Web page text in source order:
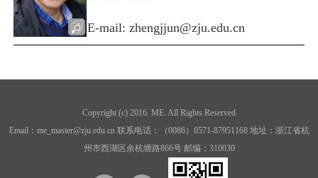
E-mail: zhengjjun@zju.edu.cn
Copyright (c) 2016. ME. All Rights Reserved
Email：me_master@zju.edu.cn 联系电话：（0086）0571-87951168 地址：浙江省杭
州市西湖区余杭塘路866号 邮编：310030